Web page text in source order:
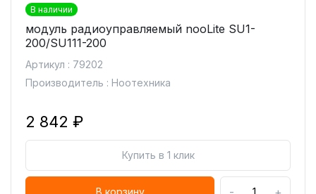
В наличии
модуль радиоуправляемый nooLite SU1-
200/SU111-200
Артикул : 79202
Производитель : Ноотехника
2 842 ₽
Купить в 1 клик
В корзину